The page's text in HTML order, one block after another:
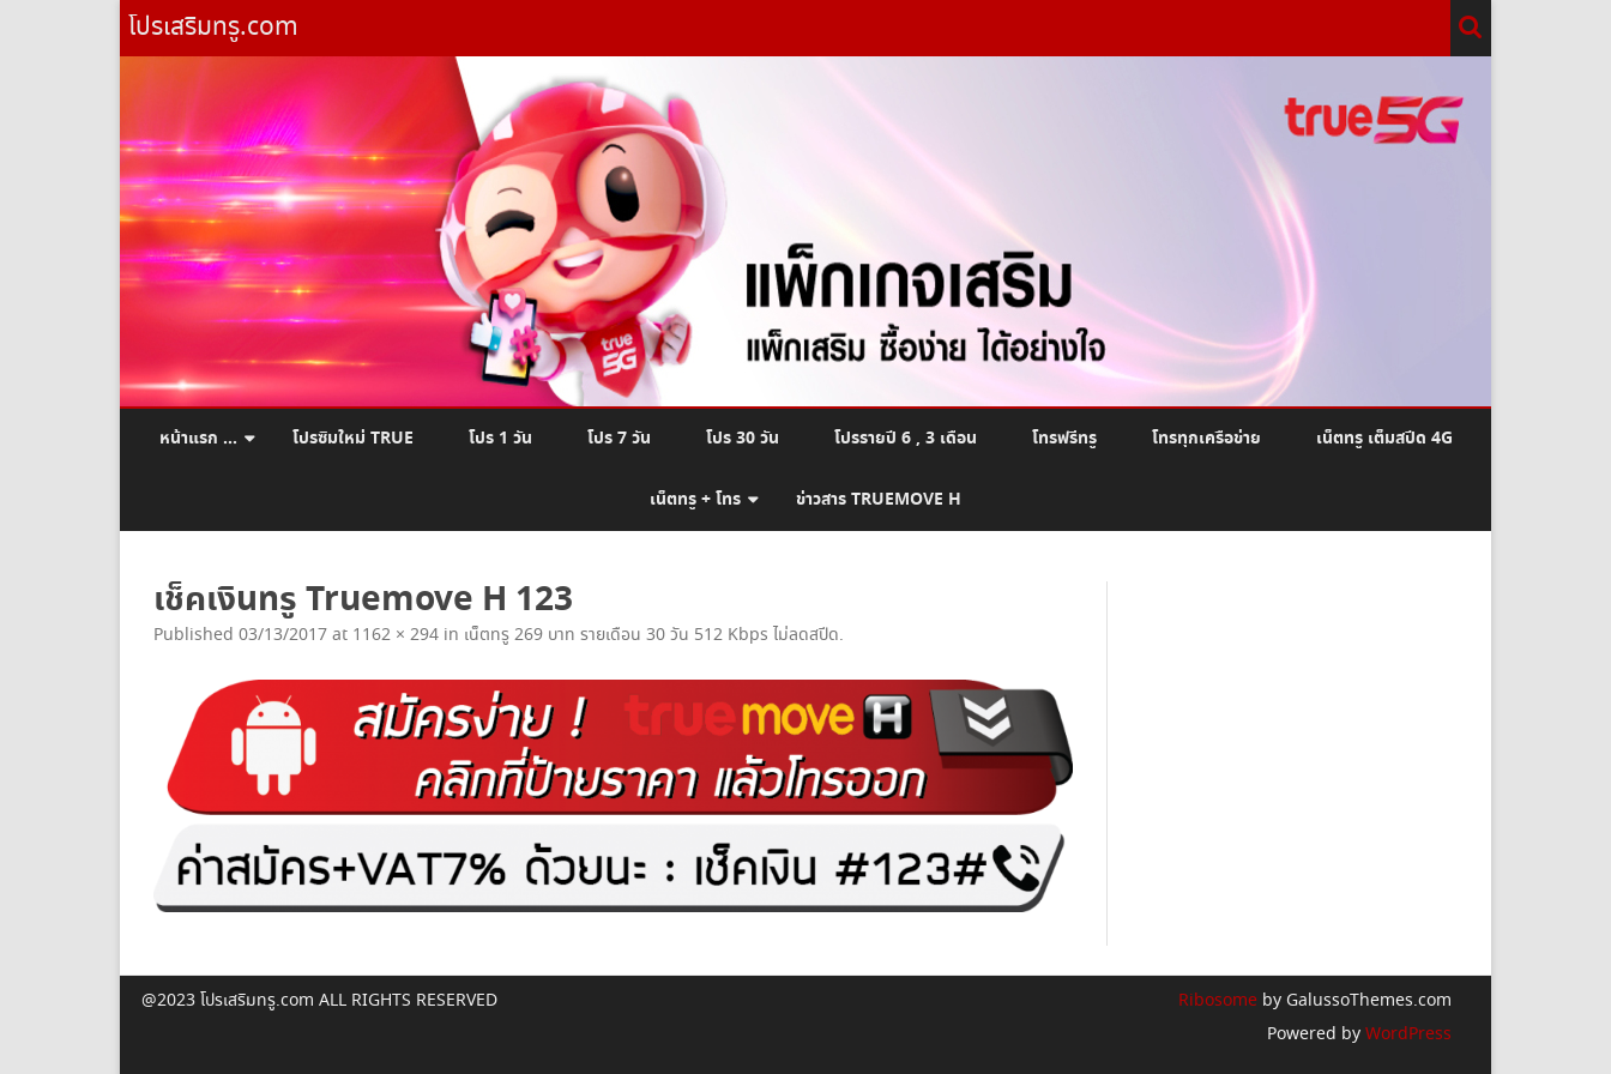
โปรเสริมทรู.com
Skip
หน้าแรก … โปรซิมใหม่ TRUE โปร 1 วัน โปร 7 วัน โปร 30 วัน โปรรายปี 6 , 3 เดือน โทรฟรีทรู โทรทุกเครือข่าย เน็ตทรู เต็มสปีด 4G
เน็ตทรู + โทร
X 4
โทรฟรีทรู+เน็ตทรู แพ็คเกจคูณสาม
โปรเน็ตทรู+โทร 3G SMART
โปรเน็ตทรู+โทร SMART COMBO
ข่าวสาร TRUEMOVE H
เช็คเงินทรู Truemove H 123
Published 03/13/2017 at 1162 × 294 in เน็ตทรู 269 บาท รายเดือน 30 วัน 512 Kbps ไม่ลดสปีด.
@2023 โปรเสริมทรู.com ALL RIGHTS RESERVED Ribosome by GalussoThemes.com
Powered by WordPress